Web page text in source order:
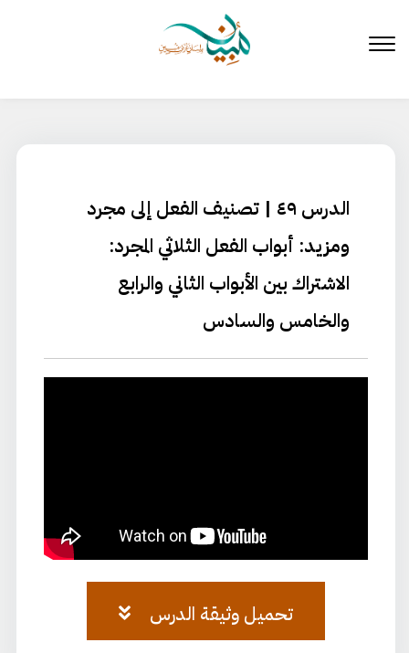
المحتوى
الدرس ٤٩ | تصنيف الفعل إلى مجرد
ومزيد: أبواب الفعل الثلاثي المجرد:
الاشتراك بين الأبواب الثاني والرابع
والخامس والسادس
تحميل وثيقة الدرس